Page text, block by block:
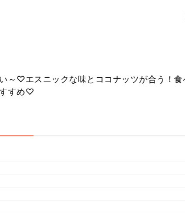
～♡エスニックな味とココナッツが合う！
すめ♡